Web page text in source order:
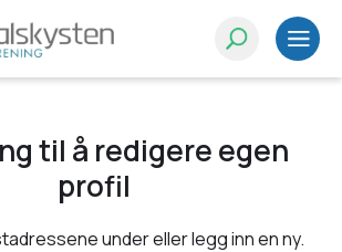
til å redigere egen
profil
under eller legg inn en ny.